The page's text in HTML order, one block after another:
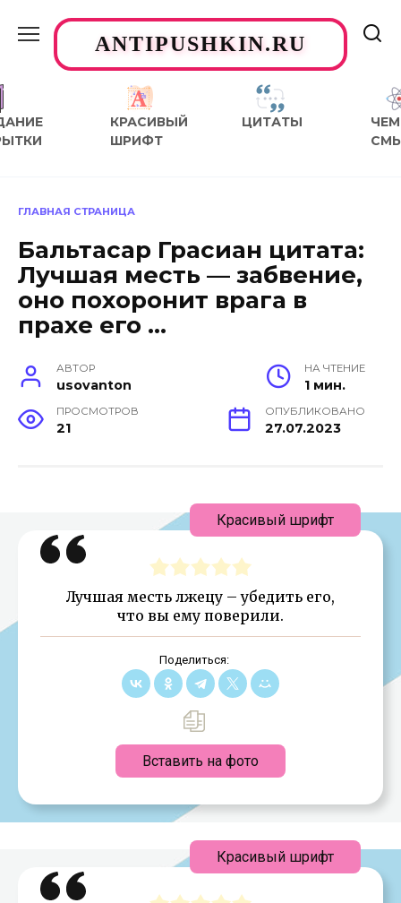
содержаниюANTIPUSHKIN.RU
КРАСИВЫЙ
ШРИФТ
ЦИТАТЫ
ЧЕМ
ГЛАВНАЯ СТРАНИЦА
Бальтасар Грасиан цитата:
Лучшая месть — забвение,
оно похоронит врага в
прахе его …
АВТОР
usovanton
НА ЧТЕНИЕ
1 мин.
ПРОСМОТРОВ
21
ОПУБЛИКОВАНО
27.07.2023
Лучшая месть лжецу – убедить его,
что вы ему поверили.
Поделиться:
Вставить на фото
Красивый шрифт
Красивый шрифт